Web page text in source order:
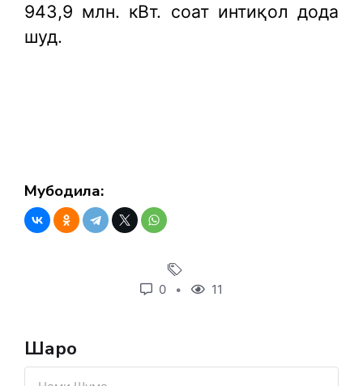
943,9 млн. кВт. соат интиқол дода
шуд.
Мубодила:
0 11
Шарҳҳо